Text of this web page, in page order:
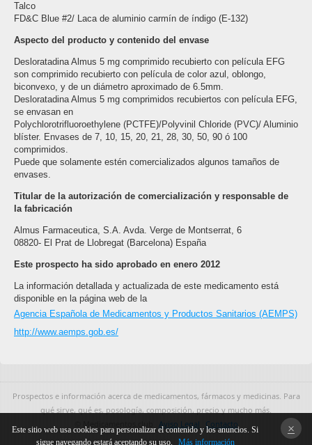
Talco
FD&C Blue #2/ Laca de aluminio carmín de índigo (E-132)
Aspecto del producto y contenido del envase
Desloratadina Almus 5 mg comprimido recubierto con película EFG
son comprimido recubierto con película de color azul, oblongo,
biconvexo, y de un diámetro aproximado de 6.5mm.
Desloratadina Almus 5 mg comprimidos recubiertos con película EFG,
se envasan en
Polychlorotrifluoroethylene (PCTFE)/Polyvinil Chloride (PVC)/ Aluminio
blíster. Envases de 7, 10, 15, 20, 21, 28, 30, 50, 90 ó 100
comprimidos.
Puede que solamente estén comercializados algunos tamaños de
envases.
Titular de la autorización de comercialización y responsable de
la fabricación
Almus Farmaceutica, S.A. Avda. Verge de Montserrat, 6
08820- El Prat de Llobregat (Barcelona) España
Este prospecto ha sido aprobado en enero 2012
La información detallada y actualizada de este medicamento está
disponible en la página web de la
Agencia Española de Medicamentos y Productos Sanitarios (AEMPS)
http://www.aemps.gob.es/
Prospectos e información acerca de medicamentos, fármacos y medicinas. Para
qué sirve, qué es, posología, composición, precio y mucho más.
© Medicamentos.club
Aviso Legal Contacto ×
Este sitio web usa cookies para personalizar el contenido y los anuncios. Si
sigue navegando estará aceptando su uso.
Más información